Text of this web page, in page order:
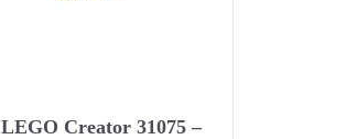
LEGO Creator 31075 –